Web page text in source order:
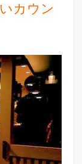
カウン